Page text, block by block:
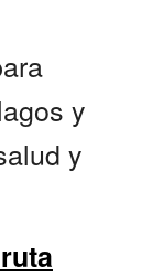
y
y